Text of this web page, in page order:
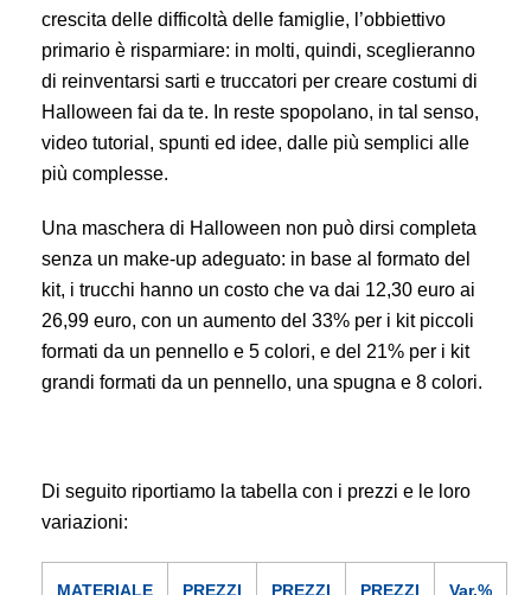
crescita delle difficoltà delle famiglie, l’obbiettivo
primario è risparmiare: in molti, quindi, sceglieranno
di reinventarsi sarti e truccatori per creare costumi di
Halloween fai da te. In reste spopolano, in tal senso,
video tutorial, spunti ed idee, dalle più semplici alle
più complesse.
Una maschera di Halloween non può dirsi completa
senza un make-up adeguato: in base al formato del
kit, i trucchi hanno un costo che va dai 12,30 euro ai
26,99 euro, con un aumento del 33% per i kit piccoli
formati da un pennello e 5 colori, e del 21% per i kit
grandi formati da un pennello, una spugna e 8 colori.
Di seguito riportiamo la tabella con i prezzi e le loro
variazioni:
MATERIALE
PREZZI
PREZZI
PREZZI
Var.%